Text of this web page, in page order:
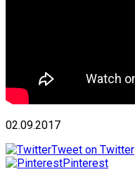
02.09.2017
Tweet on Twitter
Pinterest